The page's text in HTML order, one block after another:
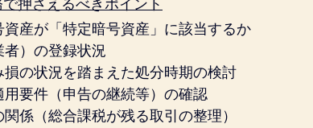
押さえるべきポイント
産が「特定暗号資産」に該当するか
）の登録状況
の状況を踏まえた処分時期の検討
要件（申告の継続等）の確認
係（総合課税が残る取引の整理）